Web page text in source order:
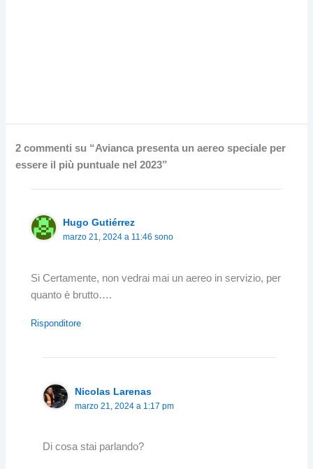
2 commenti su “Avianca presenta un aereo speciale per
essere il più puntuale nel 2023”
Hugo Gutiérrez
marzo 21, 2024 a 11:46 sono
Si Certamente, non vedrai mai un aereo in servizio, per
quanto è brutto….
Risponditore
Nicolas Larenas
marzo 21, 2024 a 1:17 pm
Di cosa stai parlando?